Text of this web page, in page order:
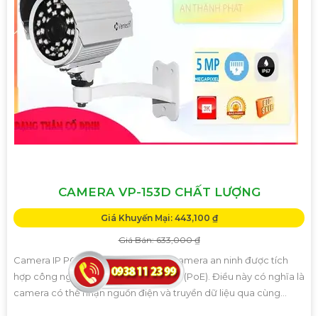
CAMERA VP-153D CHẤT LƯỢNG
Giá Khuyến Mại: 443,100 ₫
Giá Bán: 633,000 ₫
Camera IP POEVP-153D là một loại camera an ninh được tích
hợp công nghệ Power over Ethernet (PoE). Điều này có nghĩa là
camera có thể nhận nguồn điện và truyền dữ liệu qua cùng...